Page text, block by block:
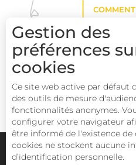
Plan du site Pays
Gestion des
préférences
cookies
Ce site web active par défaut
des outils de mesure
fonctionnalités anonymes.
configurer votre navigateur
être informé de l'existence de
cookies ne stockent aucune
d’identification personnelle.